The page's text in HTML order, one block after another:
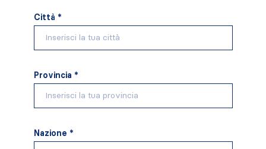
Città *
Provincia *
Nazione *